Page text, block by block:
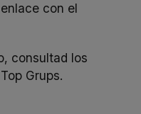
con el
consultad los
Top Grups.